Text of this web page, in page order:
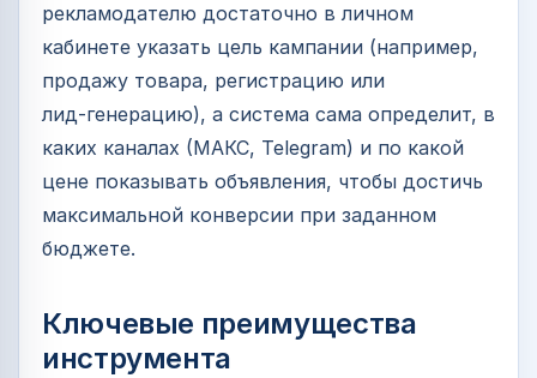
рекламодателю достаточно в личном
кабинете указать цель кампании (например,
продажу товара, регистрацию или
лид‑генерацию), а система сама определит, в
каких каналах (МАКС, Telegram) и по какой
цене показывать объявления, чтобы достичь
максимальной конверсии при заданном
бюджете.
Ключевые преимущества
инструмента